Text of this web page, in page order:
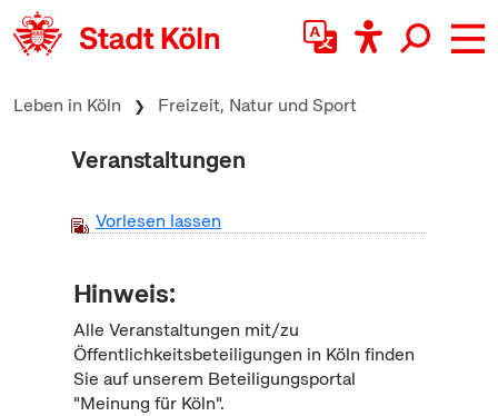
zum Inhalt springen
Leben in Köln Freizeit, Natur und Sport
Veranstaltungen
Vorlesen lassen
Hinweis:
Alle Veranstaltungen mit/zu
Öffentlichkeitsbeteiligungen in Köln finden
Sie auf unserem Beteiligungsportal
"Meinung für Köln".